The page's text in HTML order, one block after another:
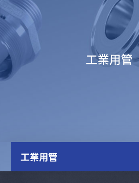
工業用管
工業用管